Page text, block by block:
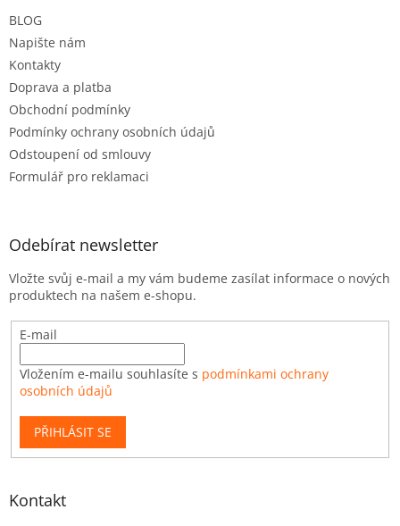
BLOG
Napište nám
Kontakty
Doprava a platba
Obchodní podmínky
Podmínky ochrany osobních údajů
Odstoupení od smlouvy
Formulář pro reklamaci
Odebírat newsletter
Vložte svůj e-mail a my vám budeme zasílat informace o nových
produktech na našem e-shopu.
E-mail
Vložením e-mailu souhlasíte s podmínkami ochrany
osobních údajů
PŘIHLÁSIT SE
Kontakt